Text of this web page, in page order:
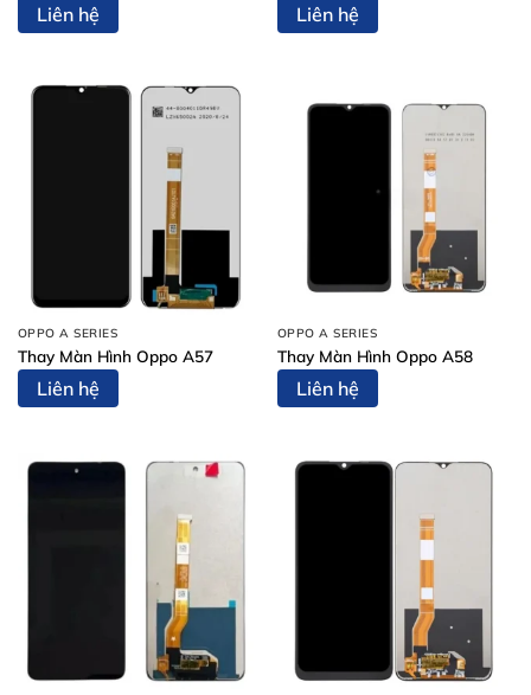
Liên hệ Liên hệ
OPPO A SERIES
Thay Màn Hình Oppo A57
Liên hệ
OPPO A SERIES
Thay Màn Hình Oppo A58
Liên hệ